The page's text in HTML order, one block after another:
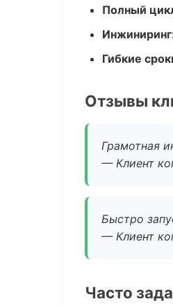
Полный
Гибкие
Отзывы
Грамотная
— Клиент
Быстро
— Клиент
Часто